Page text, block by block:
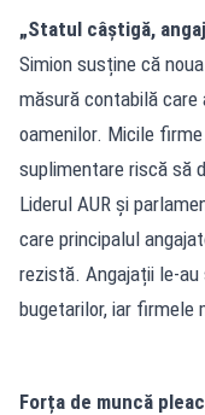
„Statul câștigă,
Simion susține că
măsură contabilă
oamenilor. Micile
suplimentare riscă să
Liderul AUR și
care principalul
rezistă. Angajații le-
bugetarilor, iar firmele
Forța de muncă